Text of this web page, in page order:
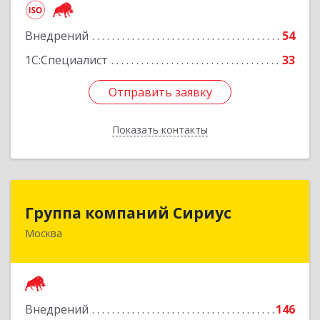
Внедрений
54
1С:Специалист
33
Отправить заявку
Показать контакты
Подробнее
Отправить заявку
Назад
Группа компаний Сириус
Москва
Внедрений
146
Группа компаний Сириус
129344, Москва г, Искры ул, дом № 31, корпус 1,